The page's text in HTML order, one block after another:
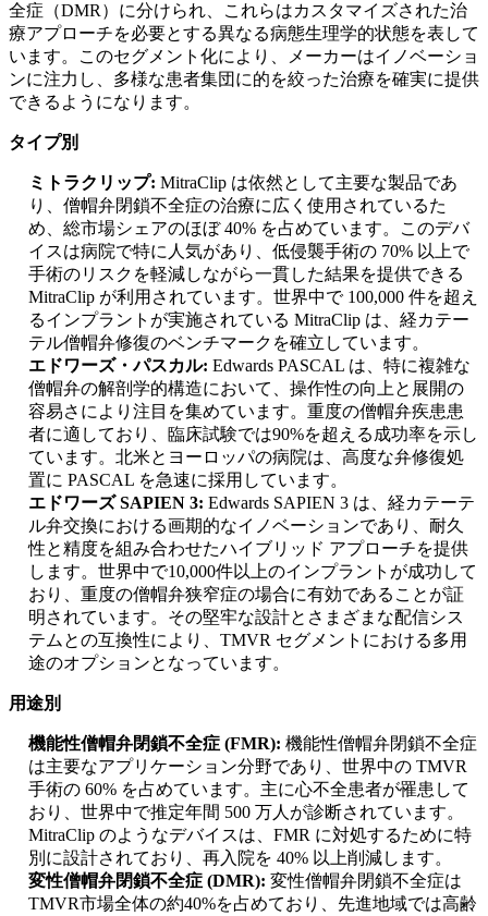
全症（DMR）に分けられ、これらはカスタマイズされた治
療アプローチを必要とする異なる病態生理学的状態を表して
います。このセグメント化により、メーカーはイノベーショ
ンに注力し、多様な患者集団に的を絞った治療を確実に提供
できるようになります。
タイプ別
ミトラクリップ: MitraClip は依然として主要な製品であ
り、僧帽弁閉鎖不全症の治療に広く使用されているた
め、総市場シェアのほぼ 40% を占めています。このデバ
イスは病院で特に人気があり、低侵襲手術の 70% 以上で
手術のリスクを軽減しながら一貫した結果を提供できる
MitraClip が利用されています。世界中で 100,000 件を超え
るインプラントが実施されている MitraClip は、経カテー
テル僧帽弁修復のベンチマークを確立しています。
エドワーズ・パスカル: Edwards PASCAL は、特に複雑な
僧帽弁の解剖学的構造において、操作性の向上と展開の
容易さにより注目を集めています。重度の僧帽弁疾患患
者に適しており、臨床試験では90%を超える成功率を示し
ています。北米とヨーロッパの病院は、高度な弁修復処
置に PASCAL を急速に採用しています。
エドワーズ SAPIEN 3: Edwards SAPIEN 3 は、経カテーテ
ル弁交換における画期的なイノベーションであり、耐久
性と精度を組み合わせたハイブリッド アプローチを提供
します。世界中で10,000件以上のインプラントが成功して
おり、重度の僧帽弁狭窄症の場合に有効であることが証
明されています。その堅牢な設計とさまざまな配信シス
テムとの互換性により、TMVR セグメントにおける多用
途のオプションとなっています。
用途別
機能性僧帽弁閉鎖不全症 (FMR): 機能性僧帽弁閉鎖不全症
は主要なアプリケーション分野であり、世界中の TMVR
手術の 60% を占めています。主に心不全患者が罹患して
おり、世界中で推定年間 500 万人が診断されています。
MitraClip のようなデバイスは、FMR に対処するために特
別に設計されており、再入院を 40% 以上削減します。
変性僧帽弁閉鎖不全症 (DMR): 変性僧帽弁閉鎖不全症は
TMVR市場全体の約40%を占めており、先進地域では高齢